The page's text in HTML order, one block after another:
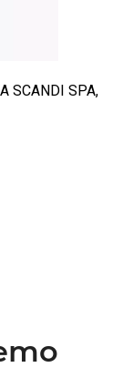
SCANDI SPA,